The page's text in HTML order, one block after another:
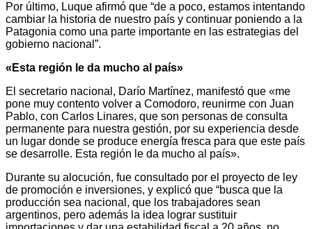
Por último, Luque afirmó que “de a poco, estamos intentando
cambiar la historia de nuestro país y continuar poniendo a la
Patagonia como una parte importante en las estrategias del
gobierno nacional”.
«Esta región le da mucho al país»
El secretario nacional, Darío Martínez, manifestó que «me
pone muy contento volver a Comodoro, reunirme con Juan
Pablo, con Carlos Linares, que son personas de consulta
permanente para nuestra gestión, por su experiencia desde
un lugar donde se produce energía fresca para que este país
se desarrolle. Esta región le da mucho al país».
Durante su alocución, fue consultado por el proyecto de ley
de promoción e inversiones, y explicó que “busca que la
producción sea nacional, que los trabajadores sean
argentinos, pero además la idea lograr sustituir